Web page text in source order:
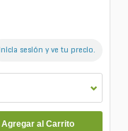
Inicia sesión y ve tu precio.
Agregar al Carrito